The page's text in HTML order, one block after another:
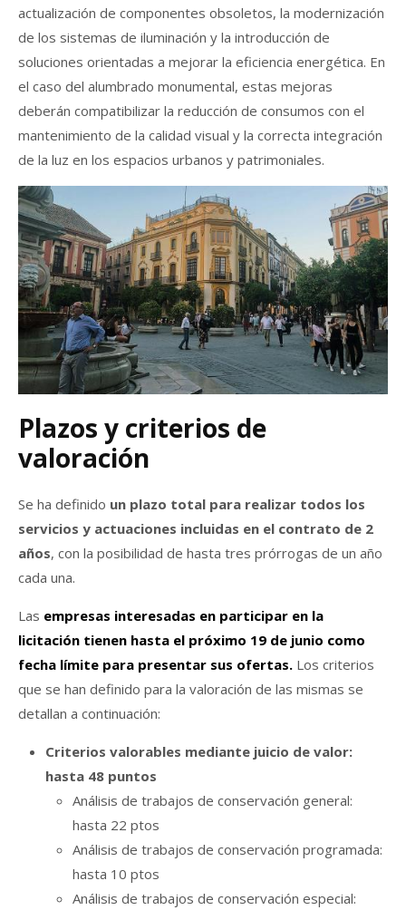
actualización de componentes obsoletos, la modernización
de los sistemas de iluminación y la introducción de
soluciones orientadas a mejorar la eficiencia energética. En
el caso del alumbrado monumental, estas mejoras
deberán compatibilizar la reducción de consumos con el
mantenimiento de la calidad visual y la correcta integración
de la luz en los espacios urbanos y patrimoniales.
Plazos y criterios de
valoración
Se ha definido un plazo total para realizar todos los
servicios y actuaciones incluidas en el contrato de 2
años, con la posibilidad de hasta tres prórrogas de un año
cada una.
Las empresas interesadas en participar en la
licitación tienen hasta el próximo 19 de junio como
fecha límite para presentar sus ofertas. Los criterios
que se han definido para la valoración de las mismas se
detallan a continuación:
Criterios valorables mediante juicio de valor:
hasta 48 puntos
Análisis de trabajos de conservación general:
hasta 22 ptos
Análisis de trabajos de conservación programada:
hasta 10 ptos
Análisis de trabajos de conservación especial: